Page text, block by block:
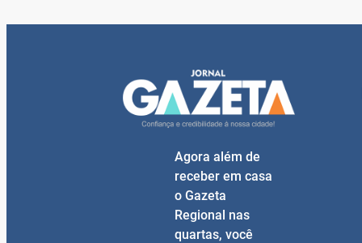
Agora além de
receber em casa
o Gazeta
Regional nas
quartas, você